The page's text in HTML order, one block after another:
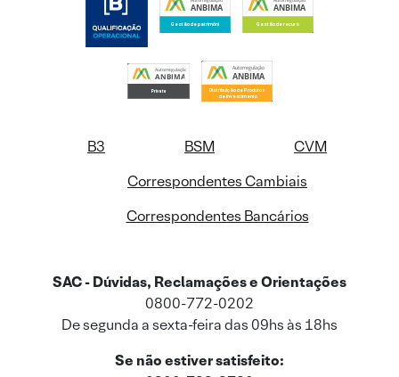
B3 BSM
CVM
Correspondentes Cambiais
Correspondentes Bancários
SAC - Dúvidas, Reclamações e Orientações
0800-772-0202
De segunda a sexta-feira das 09hs às 18hs
Se não estiver satisfeito: